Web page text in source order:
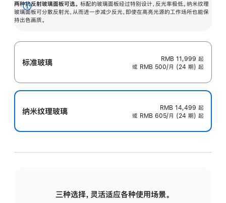
两种抗反射玻璃面板可选。 标配的玻璃面板经过特别设计，反光率极低。纳米纹理
玻璃面板可分散反射光，从而进一步减少反光，即使在高亮光源的工作场所也能保
持出色画质。
展
开
标准玻璃 RMB 11,999 起
或 RMB 500/月 (24 期) 起
纳米纹理玻璃 RMB 14,499 起
或 RMB 605/月 (24 期) 起
三种选择，灵活适应各种使用场景。